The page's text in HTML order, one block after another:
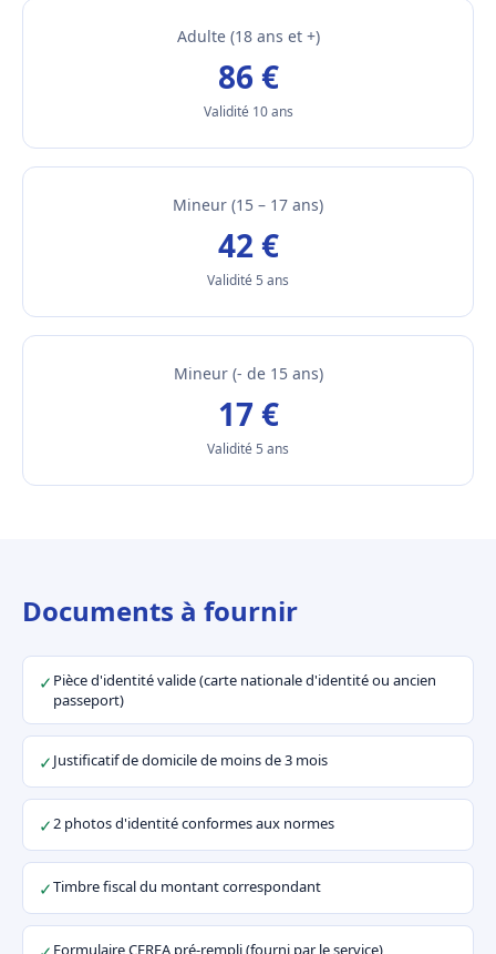
Adulte (18 ans et +)
86 €
Validité 10 ans
Mineur (15 – 17 ans)
42 €
Validité 5 ans
Mineur (- de 15 ans)
17 €
Validité 5 ans
Documents à fournir
✓ Pièce d'identité valide (carte nationale d'identité ou ancien
passeport)
✓Justificatif de domicile de moins de 3 mois
✓2 photos d'identité conformes aux normes
✓Timbre fiscal du montant correspondant
Formulaire CERFA pré-rempli (fourni par le service)